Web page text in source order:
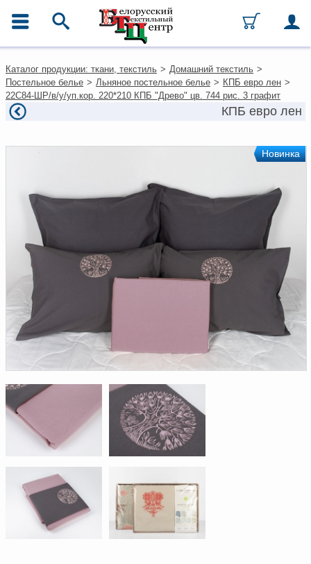
Каталог
Ткани
Домашний текстиль
Одежда
Текстиль для ресторанов и
Условия работы
Оплата и доставка
Как оформить заказ
Вакансии
Как нас найти
Написать нам
Доверенность на
получение груза
Документы по работе с
персональными данными
Письмо руководителю
Вопросы и ответы
Новости | Статьи
Каталог продукции: ткани, текстиль > Домашний текстиль >
Постельное белье > Льняное постельное белье > КПБ евро лен >
22С84-ШР/в/у/уп.кор. 220*210 КПБ "Древо" цв. 744 рис. 3 графит
КПБ евро лен
Новинка